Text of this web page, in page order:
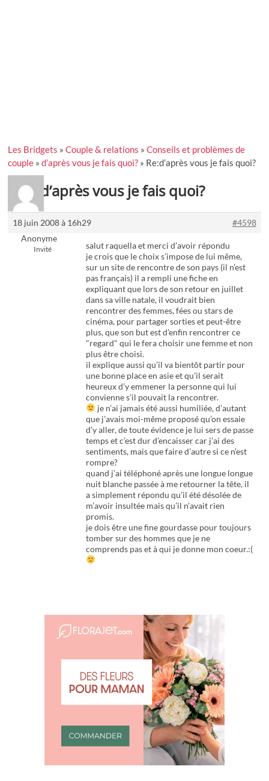
Les Bridgets »Couple & relations »Conseils et problèmes de
couple »d’après vous je fais quoi? » Re:d’après vous je fais quoi?
Re:d’après vous je fais quoi?
18 juin 2008 à 16h29
#4598
Anonyme
Invité
salut raquella et merci d’avoir répondu
je crois que le choix s’impose de lui même,
sur un site de rencontre de son pays (il n’est
pas français) il a rempli une fiche en
expliquant que lors de son retour en juillet
dans sa ville natale, il voudrait bien
rencontrer des femmes, fées ou stars de
cinéma, pour partager sorties et peut-être
plus, que son but est d’enfin rencontrer ce
"regard" qui le fera choisir une femme et non
plus être choisi.
il explique aussi qu’il va bientôt partir pour
une bonne place en asie et qu’il serait
heureux d’y emmener la personne qui lui
convienne s’il pouvait la rencontrer.
je n’ai jamais été aussi humiliée, d’autant
que j’avais moi-même proposé qu’on essaie
d’y aller, de toute évidence je lui sers de passe
temps et c’est dur d’encaisser car j’ai des
sentiments, mais que faire d’autre si ce n’est
rompre?
quand j’ai téléphoné après une longue longue
nuit blanche passée à me retourner la tête, il
a simplement répondu qu’il été désolée de
m’avoir insultée mais qu’il n’avait rien
promis.
je dois être une fine gourdasse pour toujours
tomber sur des hommes que je ne
comprends pas et à qui je donne mon coeur.:(